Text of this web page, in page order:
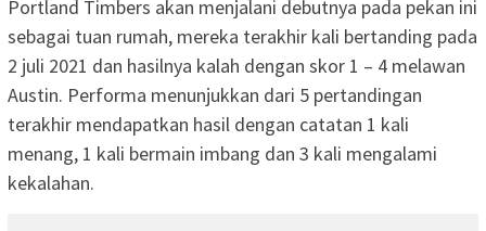
Portland Timbers akan menjalani debutnya pada pekan ini
sebagai tuan rumah, mereka terakhir kali bertanding pada
2 juli 2021 dan hasilnya kalah dengan skor 1 – 4 melawan
Austin. Performa menunjukkan dari 5 pertandingan
terakhir mendapatkan hasil dengan catatan 1 kali
menang, 1 kali bermain imbang dan 3 kali mengalami
kekalahan.